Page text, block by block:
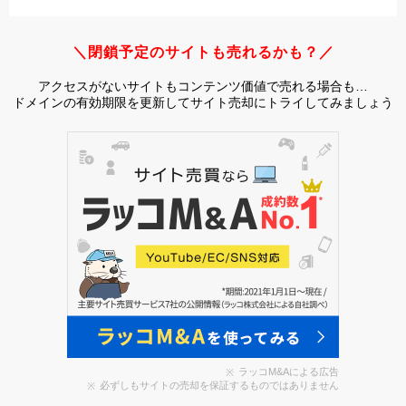
＼閉鎖予定のサイトも売れるかも？／
アクセスがないサイトもコンテンツ価値で売れる場合も…
ドメインの有効期限を更新してサイト売却にトライしてみましょう
ラッコM&Aによる広告
必ずしもサイトの売却を保証するものではありません